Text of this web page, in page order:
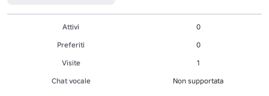
Attivi
0
Preferiti
0
Visite
1
Chat vocale
Non supportata